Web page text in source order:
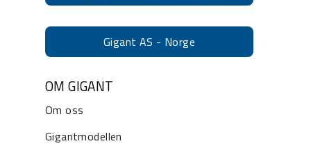
Gigant AS - Norge
OM GIGANT
Om oss
Gigantmodellen